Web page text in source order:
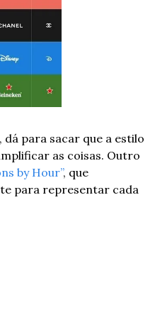
para sacar que a estilo
as coisas. Outro
by Hour”, que
para representar cada